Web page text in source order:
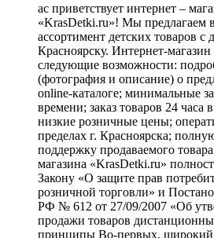
ас приветствует интернет –
«KrasDetki.ru»! Мы предлагаем
ассортимент детских товаров с
Красноярску. Интернет-магазин
следующие возможности:
(фотография и описание) о
online-каталоге; минимальные
времени; заказ товаров 24 часа
низкие розничные цены;
пределах г. Красноярска;
поддержку продаваемого
магазина «KrasDetki.ru»
Закону «О защите прав
розничной торговли» и
РФ № 612 от 27/09/2007 «Об
продажи товаров
принципы Во-первых, широкий